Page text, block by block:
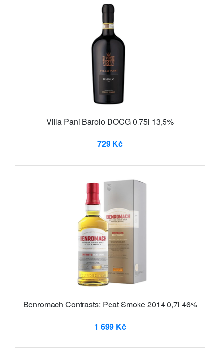
Villa Pani Barolo DOCG 0,75l 13,5%
729 Kč
Benromach Contrasts: Peat Smoke 2014 0,7l 46%
1 699 Kč